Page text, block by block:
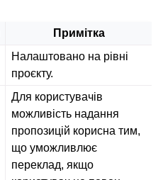
Примітка
Налаштовано на рівні
проєкту.
Для користувачів
можливість надання
пропозицій корисна тим,
що уможливлює
переклад, якщо